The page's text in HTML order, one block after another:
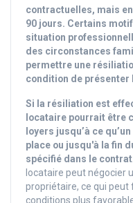
contractuelles, mais
90 jours. Certains
situation
des circonstances
permettre une
condition de
Si la résiliation est
locataire pourrait être
loyers jusqu’à ce
place ou jusqu'à la fin
spécifié dans le contrat
locataire peut négocier
propriétaire, ce qui peut
conditions plus